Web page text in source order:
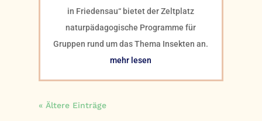
in Friedensau“ bietet der Zeltplatz
naturpädagogische Programme für
Gruppen rund um das Thema Insekten an.
mehr lesen
« Ältere Einträge